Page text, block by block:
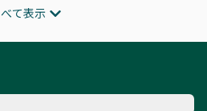
ITコンサルタント
ニア
ザイナー
て表示